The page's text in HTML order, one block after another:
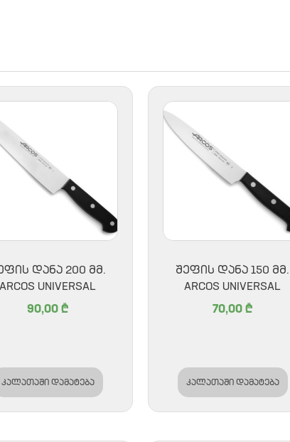
ᲓᲐᲜᲐ 200 ᲛᲛ.
ARCOS UNIVERSAL
90,00 ₾
კალათაში დამატება
ᲨᲔᲤᲘᲡ ᲓᲐᲜᲐ 150 ᲛᲛ.
ARCOS UNIVERSAL
70,00 ₾
კალათაში დამატება